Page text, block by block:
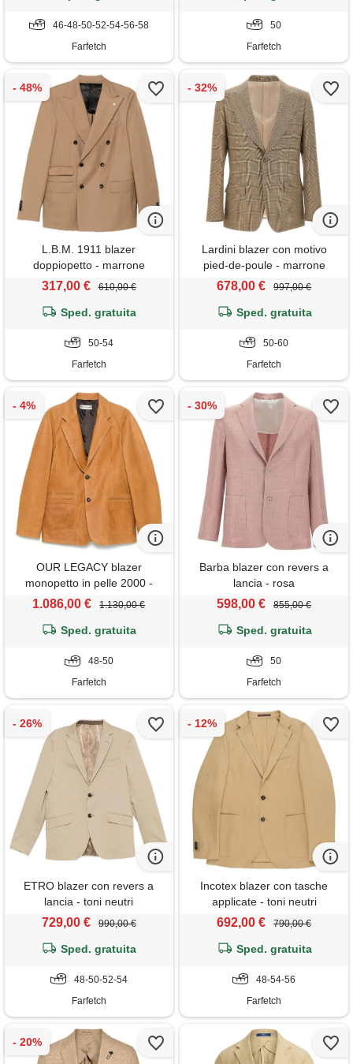
46-48-50-52-54-56-58
Farfetch
50
Farfetch
L.B.M. 1911 blazer
doppiopetto - marrone
317,00 € 610,00 €
Sped. gratuita
50-54
Farfetch
Lardini blazer con motivo
pied-de-poule - marrone
678,00 € 997,00 €
Sped. gratuita
50-60
Farfetch
OUR LEGACY blazer
monopetto in pelle 2000 -
marrone
1.086,00 € 1.130,00 €
Sped. gratuita
48-50
Farfetch
Barba blazer con revers a
lancia - rosa
598,00 € 855,00 €
Sped. gratuita
50
Farfetch
ETRO blazer con revers a
lancia - toni neutri
729,00 € 990,00 €
Sped. gratuita
48-50-52-54
Farfetch
Incotex blazer con tasche
applicate - toni neutri
692,00 € 790,00 €
Sped. gratuita
48-54-56
Farfetch